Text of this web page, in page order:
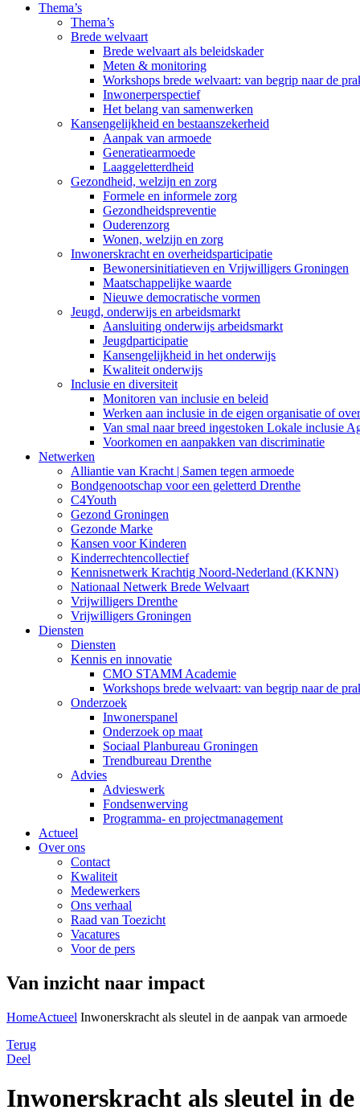
Thema’s
Thema’s
Brede welvaart
Brede welvaart als beleidskader
Meten & monitoring
Workshops brede welvaart: van begrip naar de
Inwonerperspectief
Het belang van samenwerken
Kansengelijkheid en bestaanszekerheid
Aanpak van armoede
Generatiearmoede
Laaggeletterdheid
Gezondheid, welzijn en zorg
Formele en informele zorg
Gezondheidspreventie
Ouderenzorg
Wonen, welzijn en zorg
Inwonerskracht en overheidsparticipatie
Bewonersinitiatieven en Vrijwilligers Groningen
Maatschappelijke waarde
Nieuwe democratische vormen
Jeugd, onderwijs en arbeidsmarkt
Aansluiting onderwijs arbeidsmarkt
Jeugdparticipatie
Kansengelijkheid in het onderwijs
Kwaliteit onderwijs
Inclusie en diversiteit
Monitoren van inclusie en beleid
Werken aan inclusie in de eigen organisatie of
Van smal naar breed ingestoken Lokale inclusie
Voorkomen en aanpakken van discriminatie
Netwerken
Alliantie van Kracht | Samen tegen armoede
Bondgenootschap voor een geletterd Drenthe
C4Youth
Gezond Groningen
Gezonde Marke
Kansen voor Kinderen
Kinderrechtencollectief
Kennisnetwerk Krachtig Noord-Nederland (KKNN)
Nationaal Netwerk Brede Welvaart
Vrijwilligers Drenthe
Vrijwilligers Groningen
Diensten
Diensten
Kennis en innovatie
CMO STAMM Academie
Workshops brede welvaart: van begrip naar de
Onderzoek
Inwonerspanel
Onderzoek op maat
Sociaal Planbureau Groningen
Trendbureau Drenthe
Advies
Advieswerk
Fondsenwerving
Programma- en projectmanagement
Actueel
Over ons
Contact
Kwaliteit
Medewerkers
Ons verhaal
Raad van Toezicht
Vacatures
Voor de pers
Van inzicht naar impact
HomeActueel Inwonerskracht als sleutel in de aanpak van armoede
Terug
Deel
Inwonerskracht als sleutel in